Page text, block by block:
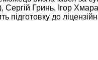
Гринь, Ігор
до